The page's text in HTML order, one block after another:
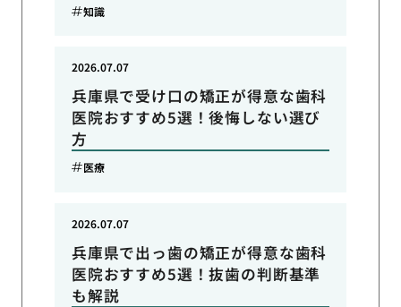
知識
兵庫県で受け口の矯正が得意な歯科
医院おすすめ5選！後悔しない選び
方
2026.07.07
医療
兵庫県で出っ歯の矯正が得意な歯科
医院おすすめ5選！抜歯の判断基準
も解説
2026.07.07